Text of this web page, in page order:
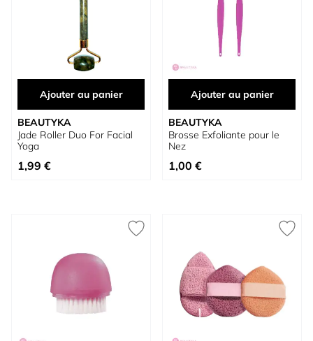
Ajouter au panier
BEAUTYKA
Jade Roller Duo For Facial
Yoga
1,99 €
Ajouter au panier
BEAUTYKA
Brosse Exfoliante pour le
Nez
1,00 €